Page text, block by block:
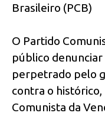
Brasileiro (PCB)
O Partido
público
perpetrado pelo
contra o
Comunista da